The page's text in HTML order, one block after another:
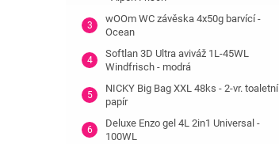
wOOm WC závěska 4x50g barvící -
Ocean
Softlan 3D Ultra aviváž 1L-45WL
Windfrisch - modrá
NICKY Big Bag XXL 48ks - 2-vr. toaletní
papír
Deluxe Enzo gel 4L 2in1 Universal -
100WL